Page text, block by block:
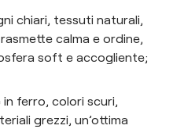
chiari, tessuti naturali,
calma e ordine,
soft e accogliente;
ferro, colori scuri,
grezzi, un’ottima